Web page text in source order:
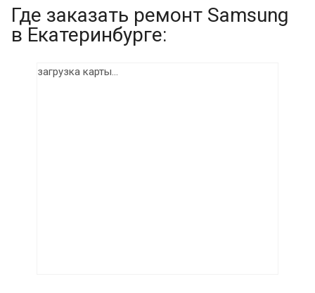
Где заказать ремонт Samsung
в Екатеринбурге:
загрузка карты...